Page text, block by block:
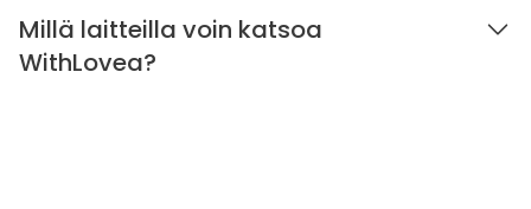
Millä laitteilla voin katsoa
WithLovea?